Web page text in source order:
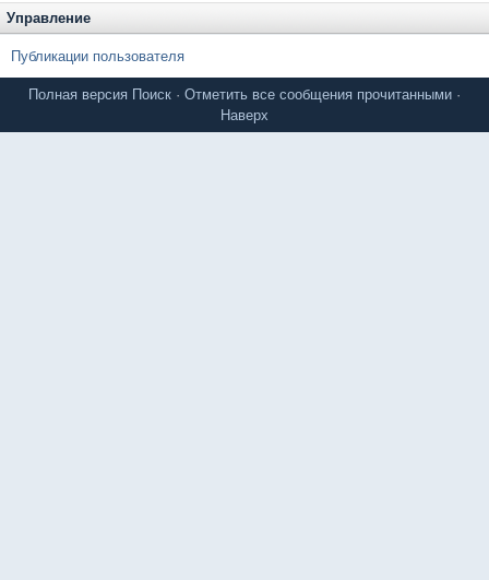
Управление
Публикации пользователя
Полная версия Поиск · Отметить все сообщения прочитанными ·
Наверх